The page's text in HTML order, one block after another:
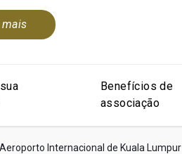
Benefícios de
associação
Aeroporto Internacional de Kuala Lumpur